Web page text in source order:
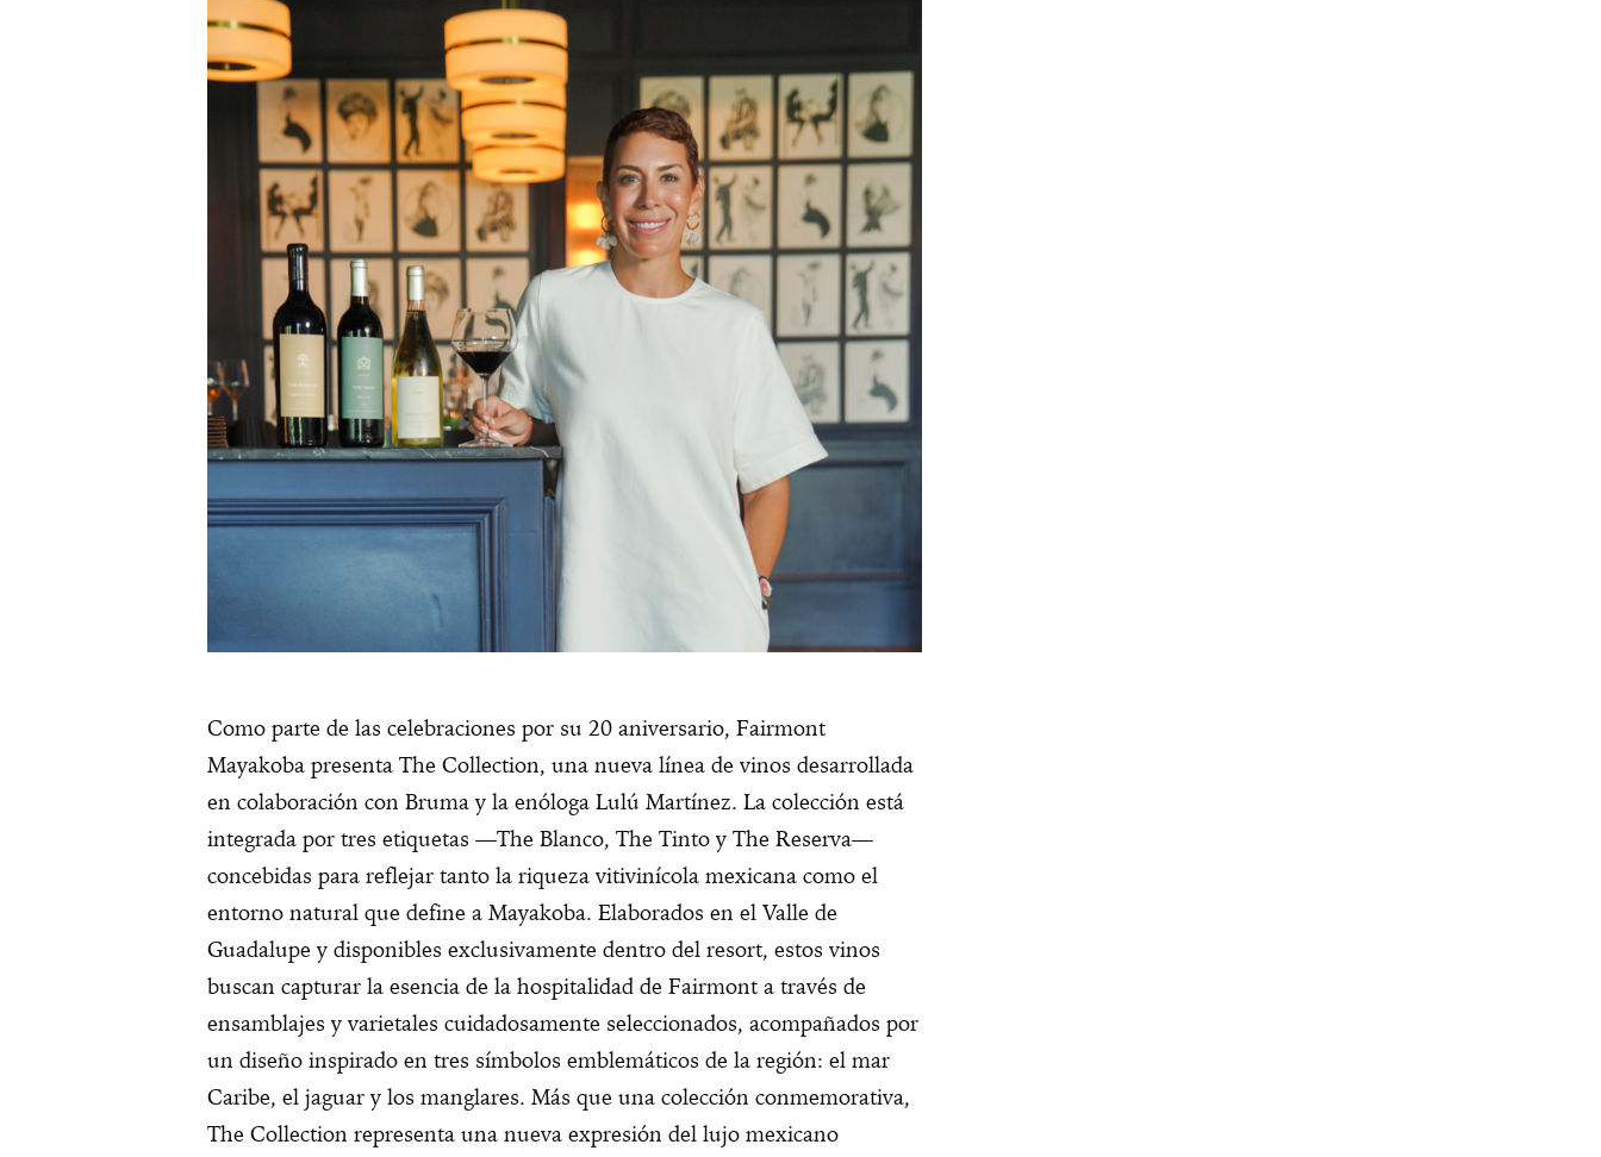
Como parte de las celebraciones por su 20 aniversario, Fairmont
Mayakoba presenta The Collection, una nueva línea de vinos desarrollada
en colaboración con Bruma y la enóloga Lulú Martínez. La colección está
integrada por tres etiquetas —The Blanco, The Tinto y The Reserva—
concebidas para reflejar tanto la riqueza vitivinícola mexicana como el
entorno natural que define a Mayakoba. Elaborados en el Valle de
Guadalupe y disponibles exclusivamente dentro del resort, estos vinos
buscan capturar la esencia de la hospitalidad de Fairmont a través de
ensamblajes y varietales cuidadosamente seleccionados, acompañados por
un diseño inspirado en tres símbolos emblemáticos de la región: el mar
Caribe, el jaguar y los manglares. Más que una colección conmemorativa,
The Collection representa una nueva expresión del lujo mexicano